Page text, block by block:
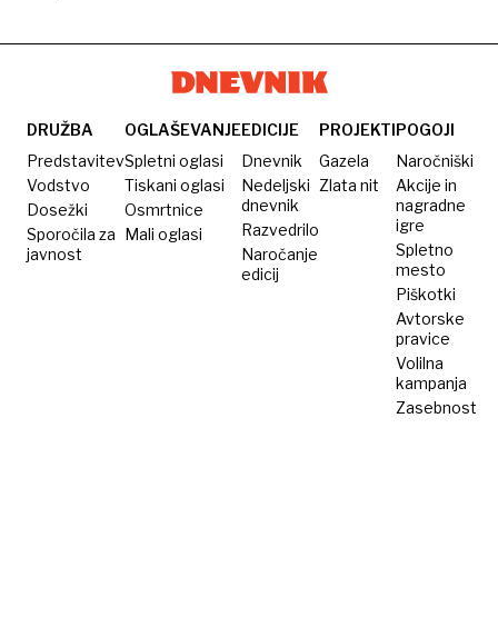
dve
verjetno
že
imate
doma
DRUŽBA
Predstavitev
Vodstvo
Dosežki
Sporočila za
javnost
OGLAŠEVANJE
Spletni oglasi
Tiskani oglasi
Osmrtnice
Mali oglasi
EDICIJE
Dnevnik
Nedeljski
dnevnik
Razvedrilo
Naročanje
edicij
PROJEKTI
Gazela
Zlata nit
POGOJI
Naročniški
Akcije in
nagradne
igre
Spletno
mesto
Piškotki
Avtorske
pravice
Volilna
kampanja
Zasebnost